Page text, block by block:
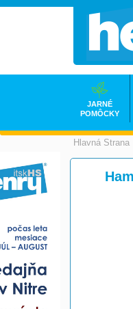
Hlavná Strana
JARNÉ
POMÔCKY